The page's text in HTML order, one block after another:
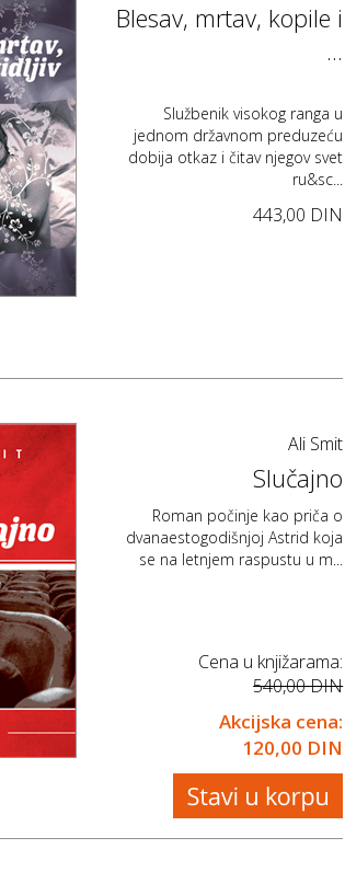
Blesav, mrtav, kopile i
...
Službenik visokog ranga u
jednom državnom preduzeću
dobija otkaz i čitav njegov svet
ru&sc...
443,00 DIN
Ali Smit
Slučajno
Roman počinje kao priča o
dvanaestogodišnjoj Astrid koja
se na letnjem raspustu u m...
Cena u knjižarama:
540,00 DIN
Akcijska cena:
120,00 DIN